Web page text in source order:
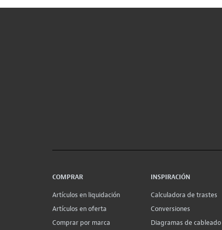
COMPRAR
Artículos en liquidación
Artículos en oferta
Comprar por marca
INSPIRACIÓN
Calculadora de trastes
Conversiones
Diagramas de cableado